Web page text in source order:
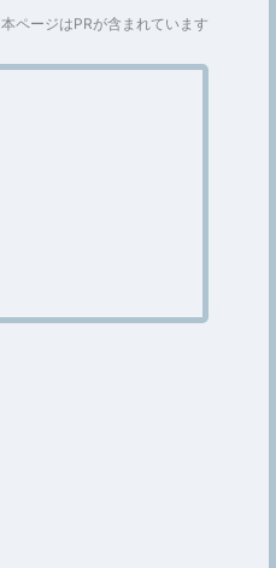
本ページはPRが含まれています